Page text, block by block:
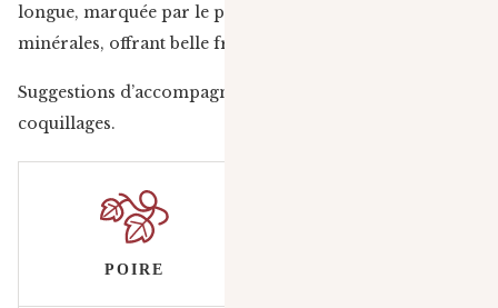
longue, marquée par le pamplemousse et des notes
minérales, offrant belle fraîcheur et persistance.
Suggestions d’accompagnement : apéritif, dessert,
coquillages.
POIRE